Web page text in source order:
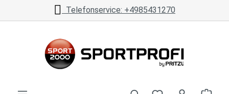
Zum Hauptinhalt springenTelefonservice: +4985431270